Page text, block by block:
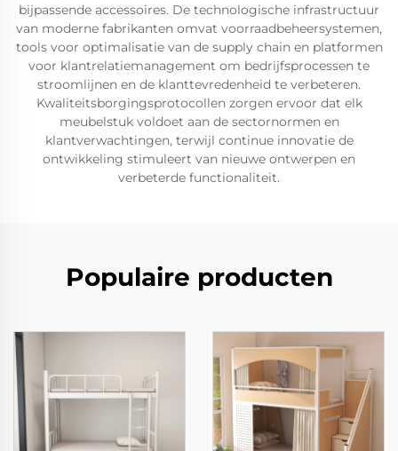
bijpassende accessoires. De technologische infrastructuur
van moderne fabrikanten omvat voorraadbeheersystemen,
tools voor optimalisatie van de supply chain en platformen
voor klantrelatiemanagement om bedrijfsprocessen te
stroomlijnen en de klanttevredenheid te verbeteren.
Kwaliteitsborgingsprotocollen zorgen ervoor dat elk
meubelstuk voldoet aan de sectornormen en
klantverwachtingen, terwijl continue innovatie de
ontwikkeling stimuleert van nieuwe ontwerpen en
verbeterde functionaliteit.
Populaire producten